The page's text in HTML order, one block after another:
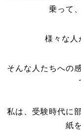
乗って
様々な人
そんな人たちへの
私は、受験時代に
紙